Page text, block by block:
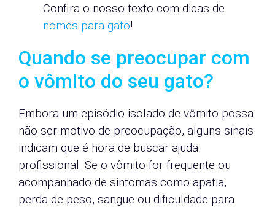
Confira o nosso texto com dicas de
nomes para gato!
Quando se preocupar com
o vômito do seu gato?
Embora um episódio isolado de vômito possa
não ser motivo de preocupação, alguns sinais
indicam que é hora de buscar ajuda
profissional. Se o vômito for frequente ou
acompanhado de sintomas como apatia,
perda de peso, sangue ou dificuldade para